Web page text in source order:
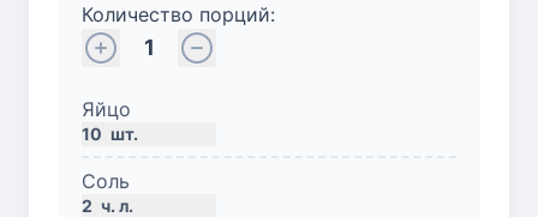
Количество порций:
1
Яйцо
10 шт.
Соль
2 ч. л.